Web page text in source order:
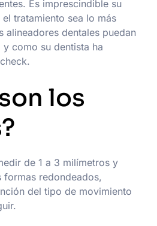
Es imprescindible su
tratamiento sea lo más
alineadores dentales puedan
como su dentista ha
los
de 1 a 3 milímetros y
formas redondeados,
del tipo de movimiento